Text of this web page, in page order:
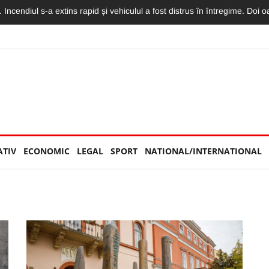
„Nu am văzut niciun echipaj de Poliție sau Jandarmerie”
ECONOMIC LEGAL SPORT NATIONAL/INTERNATIONAL